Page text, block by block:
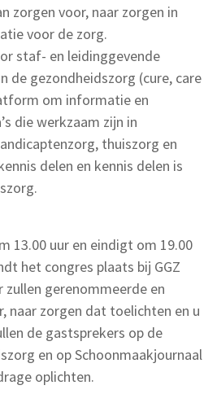
zorgen voor, naar zorgen in
voor de zorg.
staf- en leidinggevende
de gezondheidszorg (cure, care
om informatie en
die werkzaam zijn in
thuiszorg en
delen en kennis delen is
13.00 uur en eindigt om 19.00
het congres plaats bij GGZ
gerenommeerde en
naar zorgen dat toelichten en u
de gastsprekers op de
en op Schoonmaakjournaal
oplichten.